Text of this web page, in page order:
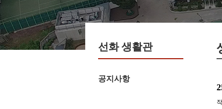
선화 생활관
공지사항